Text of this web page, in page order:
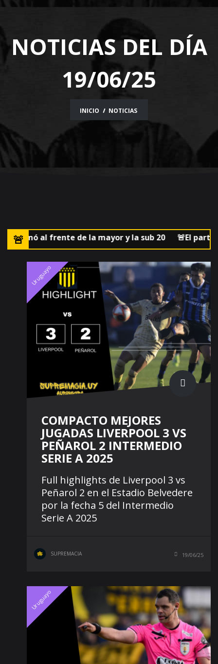
NOTICIAS DEL DÍA
19/06/25
INICIO NOTICIAS
al frente de la mayor y la sub 20 🚨El partido de
Uruguayo
COMPACTO MEJORES
JUGADAS LIVERPOOL 3 VS
PEÑAROL 2 INTERMEDIO
SERIE A 2025
Full highlights de Liverpool 3 vs
Peñarol 2 en el Estadio Belvedere
por la fecha 5 del Intermedio
Serie A 2025
SUPREMACIA 19/06/25
Uruguayo